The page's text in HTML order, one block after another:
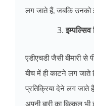
लग जाते हैं, जबकि उनको
इम्पल्सिव
एडीएचडी जैसी बीमारी से
बीच में ही काटने लग जाते
प्रतिक्रिया देने लग
अपनी बारी का बिल्कुल